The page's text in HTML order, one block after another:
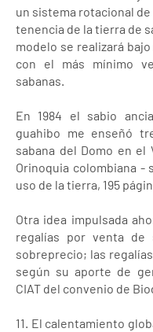
un sistema rotacional
tenencia de la tierra de
modelo se realizará
con el más mínimo
sabanas.
En 1984 el sabio
guahibo me enseñó
sabana del Domo en el
Orinoquia colombiana -
uso de la tierra, 195
Otra idea impulsada
regalías por venta de
sobreprecio; las
según su aporte de
CIAT del convenio de
11. El calentamiento